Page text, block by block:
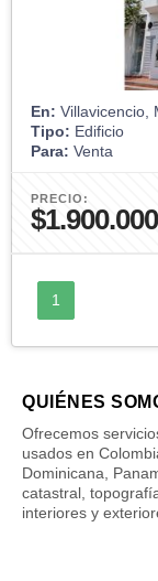
En: Villavicencio,
Tipo: Edificio
Para: Venta
PRECIO:
1
QUIÉNES
Ofrecemos
usados en
Dominicana,
catastral,
interiores y